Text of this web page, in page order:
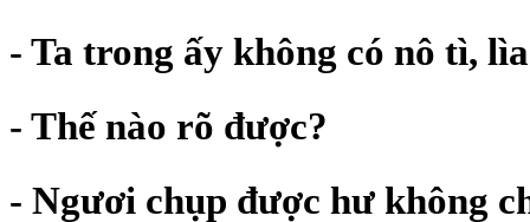
- Ta trong ấy không có nô tì,
- Thế nào rõ được?
- Ngươi chụp được hư không